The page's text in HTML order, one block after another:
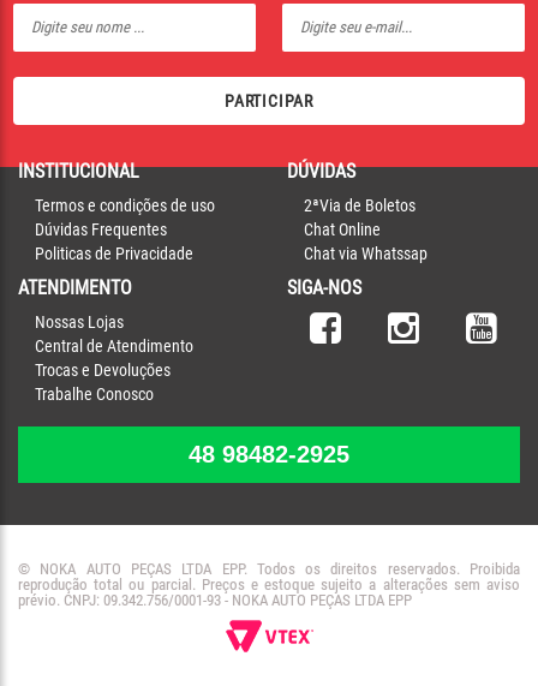
PARTICIPAR
INSTITUCIONAL
Termos e condições de uso
Dúvidas Frequentes
Politicas de Privacidade
DÚVIDAS
2ªVia de Boletos
Chat Online
Chat via Whatssap
ATENDIMENTO
Nossas Lojas
Central de Atendimento
Trocas e Devoluções
Trabalhe Conosco
SIGA-NOS
48 98482-2925
© NOKA AUTO PEÇAS LTDA EPP. Todos os direitos reservados. Proibida
reprodução total ou parcial. Preços e estoque sujeito a alterações sem aviso
prévio. CNPJ: 09.342.756/0001-93 - NOKA AUTO PEÇAS LTDA EPP